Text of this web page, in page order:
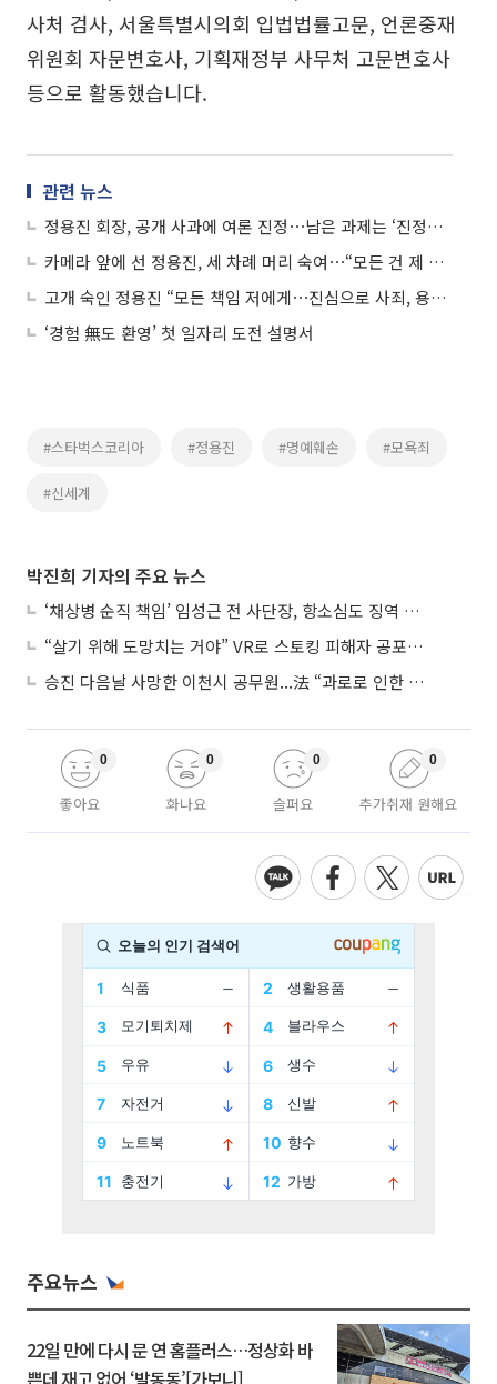
사처 검사, 서울특별시의회 입법법률고문, 언론중재
위원회 자문변호사, 기획재정부 사무처 고문변호사
등으로 활동했습니다.
관련 뉴스
정용진 회장, 공개 사과에 여론 진정⋯남은 과제는 ‘진정성 있는 행보’
카메라 앞에 선 정용진, 세 차례 머리 숙여⋯“모든 건 제 잘못”
고개 숙인 정용진 “모든 책임 저에게⋯진심으로 사죄, 용서 구한다”
‘경험 無도 환영’ 첫 일자리 도전 설명서
#스타벅스코리아 #정용진 #명예훼손 #모욕죄
#신세계
박진희 기자의 주요 뉴스
‘채상병 순직 책임’ 임성근 전 사단장, 항소심도 징역 3년
“살기 위해 도망치는 거야” VR로 스토킹 피해자 공포 마주한 수형자들
승진 다음날 사망한 이천시 공무원...法 “과로로 인한 순직”
좋아요
0
화나요
0
슬퍼요
0
추가취재 원해요
0
주요뉴스
22일 만에 다시 문 연 홈플러스…정상화 바